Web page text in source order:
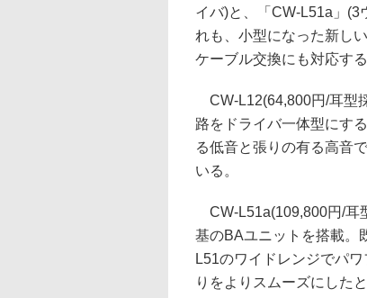
イバ)と、「CW-L51a」(3
れも、小型になった新し
ケーブル交換にも対応する
CW-L12(64,800円/耳型
路をドライバ一体型にす
る低音と張りの有る高音
いる。
CW-L51a(109,800円/耳
基のBAユニットを搭載。
L51のワイドレンジでパ
りをよりスムーズにしたと